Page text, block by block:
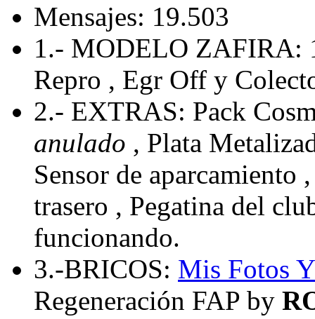
Mensajes: 19.503
1.- MODELO ZAFIRA:
Repro , Egr Off y
2.- EXTRAS: Pack
anulado , Plata
Sensor de
trasero , Pegatina del
funcionando.
3.-BRICOS: Mis Fotos
Regeneración FAP by